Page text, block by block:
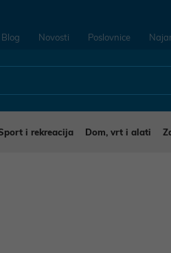
Blog Novosti Poslovnice
i rekreacija Dom, vrt i alati